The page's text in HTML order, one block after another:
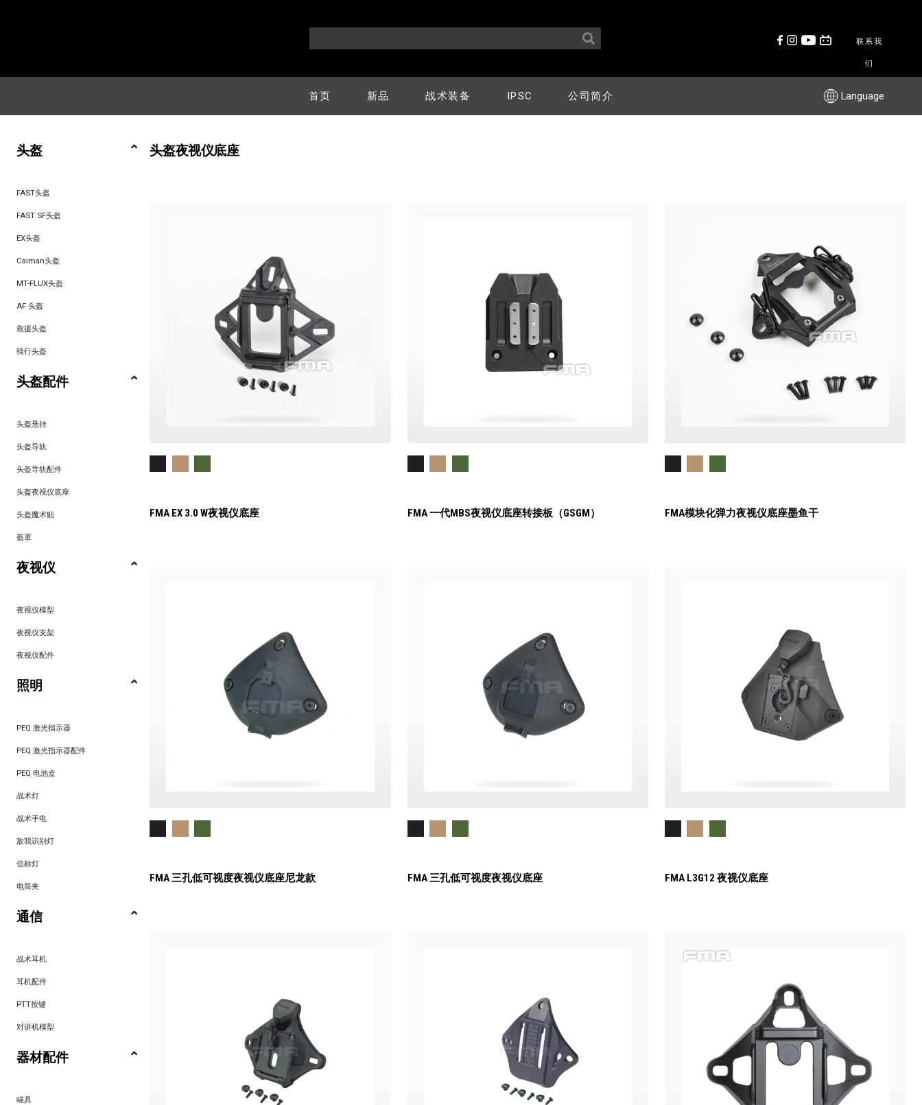
联系我
们
首页 新品 战术装备 IPSC 公司简介 Language
头盔
FAST头盔
FAST SF头盔
EX头盔
Caiman头盔
MT-FLUX头盔
AF 头盔
救援头盔
骑行头盔
头盔配件
头盔悬挂
头盔导轨
头盔导轨配件
头盔夜视仪底座
头盔魔术贴
盔罩
夜视仪
夜视仪模型
夜视仪支架
夜视仪配件
照明
PEQ 激光指示器
PEQ 激光指示器配件
PEQ 电池盒
战术灯
战术手电
敌我识别灯
信标灯
电筒夹
通信
战术耳机
耳机配件
PTT按键
对讲机模型
器材配件
瞄具
头盔夜视仪底座
FMA EX 3.0 W夜视仪底座 FMA 一代MBS夜视仪底座转接板（GSGM） FMA模块化弹力夜视仪底座墨鱼干
FMA 三孔低可视度夜视仪底座尼龙款 FMA 三孔低可视度夜视仪底座 FMA L3G12 夜视仪底座